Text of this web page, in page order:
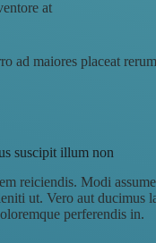
at
ad maiores placeat
suscipit illum non
reiciendis. Modi
ut. Vero aut ducimus
perferendis in.